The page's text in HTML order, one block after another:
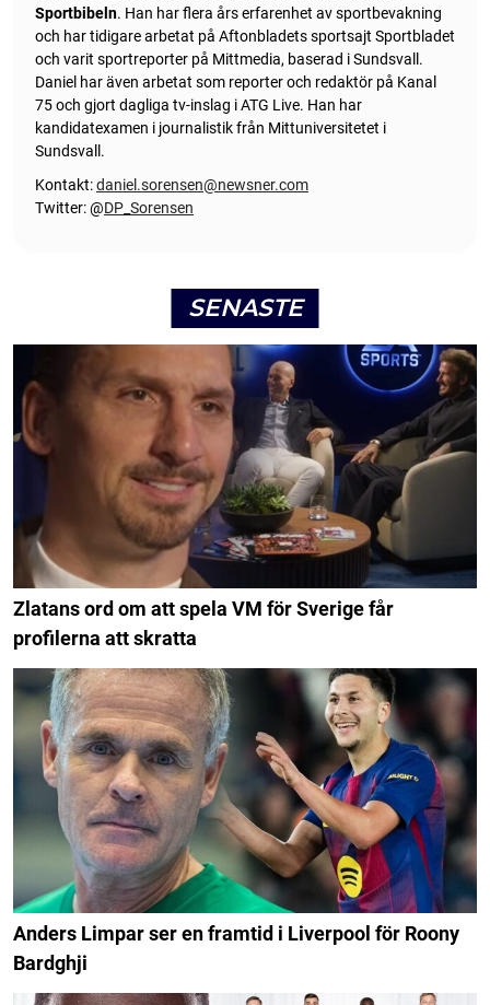
Sportbibeln. Han har flera års erfarenhet av sportbevakning
och har tidigare arbetat på Aftonbladets sportsajt Sportbladet
och varit sportreporter på Mittmedia, baserad i Sundsvall.
Daniel har även arbetat som reporter och redaktör på Kanal
75 och gjort dagliga tv-inslag i ATG Live. Han har
kandidatexamen i journalistik från Mittuniversitetet i
Sundsvall.
Kontakt:daniel.sorensen@newsner.com
Twitter: @DP_Sorensen
SENASTE
Zlatans ord om att spela VM för Sverige får
profilerna att skratta
Anders Limpar ser en framtid i Liverpool för Roony
Bardghji